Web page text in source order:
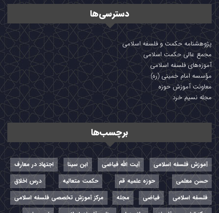
دسترسی‌ها
پژوهشنامه حکمت و فلسفه اسلامی
مجمع عالی حکمت اسلامی
آموزه‌های فلسفه اسلامی
مؤسسه امام خمینی (ره)
معاونت آموزش حوزه
مجله نسیم خرد
برچسب‌ها
آموزش فلسفه اسلامی آیت الله فیاضی ابن سینا
اجتهاد در معارف
حسن معلمی
حوزه علمیه قم حکمت متعالیه
درس اخلاق
فلسفه اسلامی
فیاضی مجله
مرکز آموزش تخصصی فلسفه اسلامی